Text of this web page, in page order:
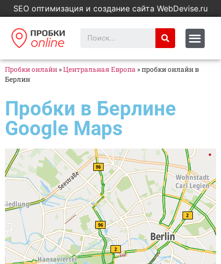
SEO оптимизация и создание сайта WebDevise.ru
Пробки онлайн »Центральная Европа »пробки онлайн в
Берлин
Пробки в Берлине
Google Maps